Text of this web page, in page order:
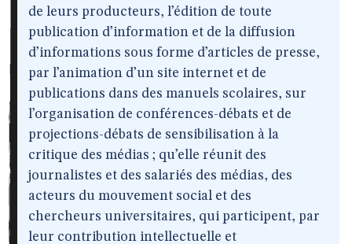
de leurs producteurs, l’édition de toute
publication d’information et de la diffusion
d’informations sous forme d’articles de presse,
par l’animation d’un site internet et de
publications dans des manuels scolaires, sur
l’organisation de conférences-débats et de
projections-débats de sensibilisation à la
critique des médias ; qu’elle réunit des
journalistes et des salariés des médias, des
acteurs du mouvement social et des
chercheurs universitaires, qui participent, par
leur contribution intellectuelle et